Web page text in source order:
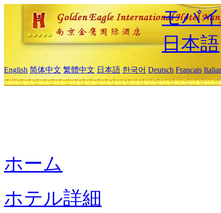
モバ
日本語
English 简体中文 繁體中文 日本語 한국어 Deutsch Français
ホーム
ホテル詳細